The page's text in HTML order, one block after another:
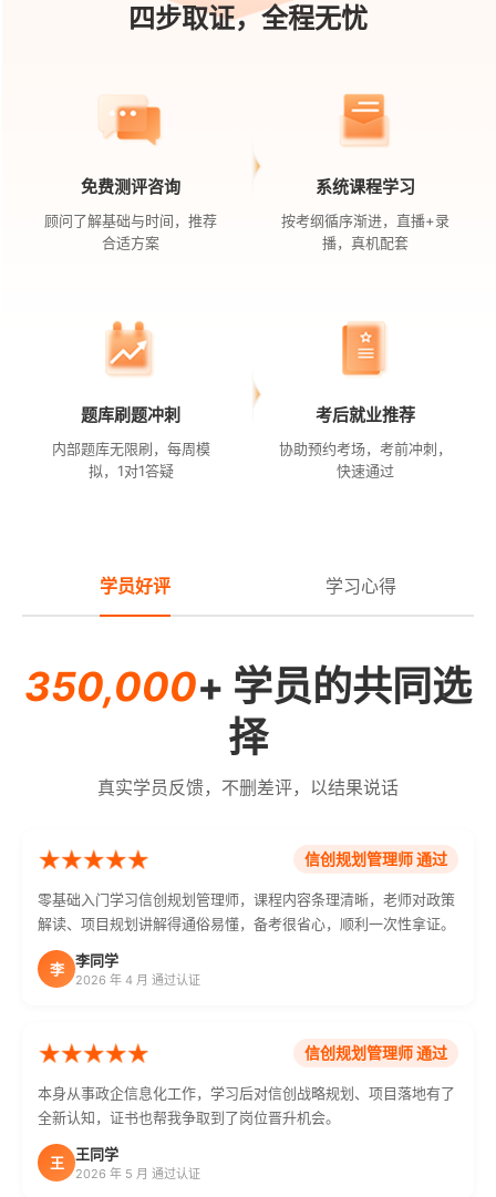
四步取证，全程无忧
免费测评咨询
顾问了解基础与时间，推荐
合适方案
系统课程学习
按考纲循序渐进，直播+录
播，真机配套
题库刷题冲刺
内部题库无限刷，每周模
拟，1对1答疑
考后就业推荐
协助预约考场，考前冲刺，
快速通过
学员好评 学习心得
350,000+ 学员的共同选
择
真实学员反馈，不删差评，以结果说话
信创规划管理师 通过
零基础入门学习信创规划管理师，课程内容条理清晰，老师对政策
解读、项目规划讲解得通俗易懂，备考很省心，顺利一次性拿证。
李
李同学
2026 年 4 月 通过认证
信创规划管理师 通过
本身从事政企信息化工作，学习后对信创战略规划、项目落地有了
全新认知，证书也帮我争取到了岗位晋升机会。
王
王同学
2026 年 5 月 通过认证